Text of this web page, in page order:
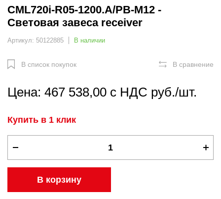
CML720i-R05-1200.A/PB-M12 -
Световая завеса receiver
Артикул: 50122885 В наличии
В список покупок В сравнение
Цена: 467 538,00 с НДС руб./шт.
Купить в 1 клик
В корзину